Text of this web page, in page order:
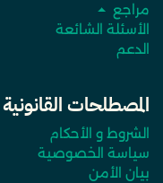
مراجع
الأسئلة الشائعة
الدعم
المصطلحات القانونية
الشروط و الأحكام
سياسة الخصوصية
بيان الأمن